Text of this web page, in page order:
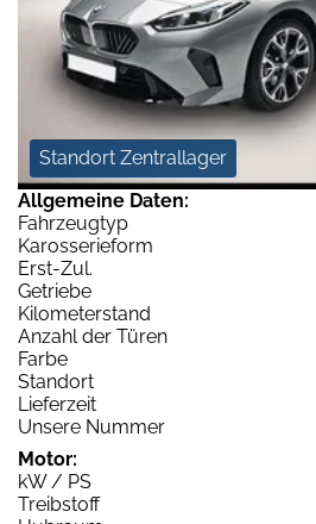
Standort Zentrallager
Allgemeine Daten:
Fahrzeugtyp
Karosserieform
Erst-Zul.
Getriebe
Kilometerstand
Anzahl der Türen
Farbe
Standort
Lieferzeit
Unsere Nummer
Motor:
kW / PS
Treibstoff